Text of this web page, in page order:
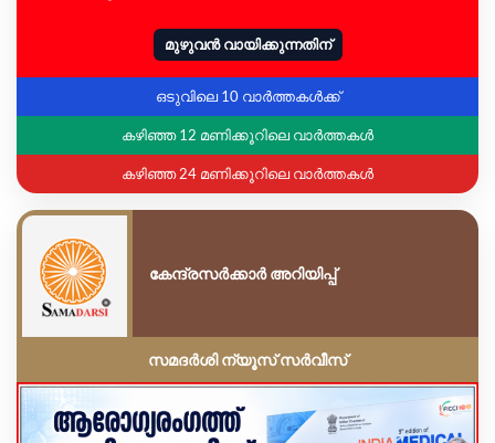
മുഴുവൻ വായിക്കുന്നതിന്
ഒടുവിലെ 10 വാർത്തകൾക്ക്
കഴിഞ്ഞ 12 മണിക്കൂറിലെ വാർത്തകൾ
കഴിഞ്ഞ 24 മണിക്കൂറിലെ വാർത്തകൾ
കേന്ദ്രസർക്കാർ അറിയിപ്പ്
സമദർശി ന്യൂസ് സർവീസ്